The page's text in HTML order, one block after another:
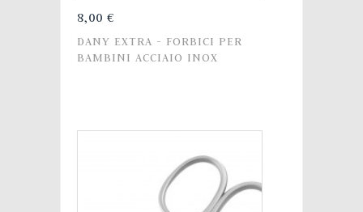
8,00 €
DANY EXTRA - FORBICI PER
BAMBINI ACCIAIO INOX